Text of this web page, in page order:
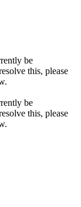
be
this, please
be
this, please